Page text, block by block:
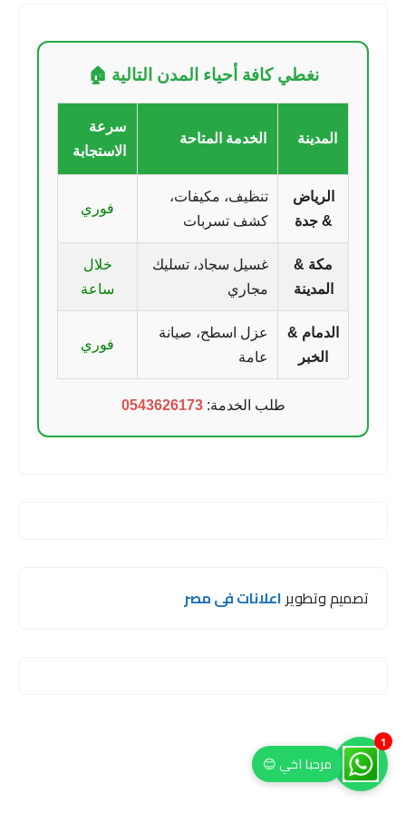
نغطي كافة أحياء المدن التالية 🏠
المدينة الخدمة المتاحة
سرعة
الاستجابة
الرياض
& جدة
تنظيف، مكيفات،
كشف تسربات
فوري
مكة &
المدينة
غسيل سجاد، تسليك
مجاري
خلال
ساعة
الدمام &
الخبر
عزل اسطح، صيانة
عامة
فوري
طلب الخدمة:0543626173
تصميم وتطويراعلانات فى مصر
مرحبا اخي 😊